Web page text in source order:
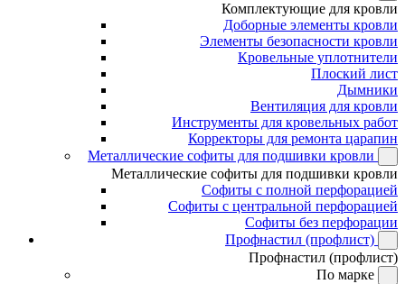
Комплектующие для кровли
Доборные элементы кровли
Элементы безопасности кровли
Кровельные уплотнители
Плоский лист
Дымники
Вентиляция для кровли
Инструменты для кровельных работ
Корректоры для ремонта царапин
Металлические софиты для подшивки кровли
Металлические софиты для подшивки кровли
Софиты с полной перфорацией
Софиты с центральной перфорацией
Софиты без перфорации
Профнастил (профлист)
Профнастил (профлист)
По марке